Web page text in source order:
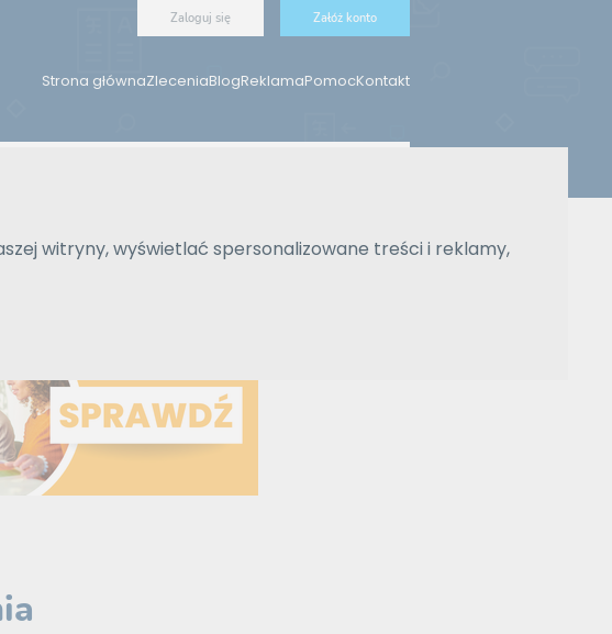
witryny, wyświetlać spersonalizowane treści i reklamy,
Zaloguj się Załóż konto
Strona głównaZleceniaBlogReklamaPomocKontakt